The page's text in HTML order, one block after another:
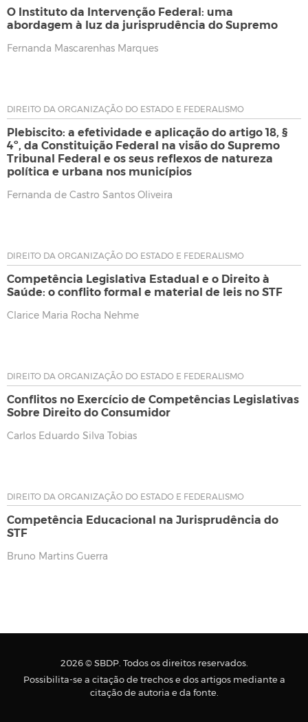
O Instituto da Intervenção Federal: uma
abordagem à luz da jurisprudência do Supremo
Fernanda Mascarenhas Marques
DIREITO DA ORGANIZAÇÃO DO ESTADO E FEDERALISMO
Plebiscito: a efetividade e aplicação do artigo 18, §
4º, da Constituição Federal na visão do Supremo
Tribunal Federal e os seus reflexos de natureza
política e urbana nos municípios
Fernanda de Castro Santos Oliveira
DIREITO DA ORGANIZAÇÃO DO ESTADO E FEDERALISMO
Competência Legislativa Estadual e o Direito à
Saúde: o conflito formal e material de leis no STF
Clarice Maria Rocha Nehme
DIREITO DA ORGANIZAÇÃO DO ESTADO E FEDERALISMO
Conflitos no Exercício de Competências Legislativas
Sobre Direito do Consumidor
Carlos Eduardo Silva Tobias
DIREITO DA ORGANIZAÇÃO DO ESTADO E FEDERALISMO
Competência Educacional na Jurisprudência do
STF
Bruno Martins Guerra
2026 © SBDP. Todos os direitos reservados.
Possibilita-se a citação de trechos e dos artigos mediante a
citação de autoria e da fonte.